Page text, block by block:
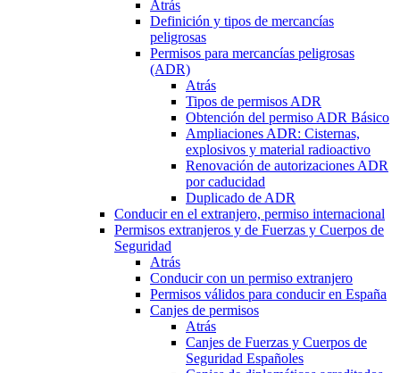
Atrás
Definición y tipos de mercancías
peligrosas
Permisos para mercancías peligrosas
(ADR)
Atrás
Tipos de permisos ADR
Obtención del permiso ADR Básico
Ampliaciones ADR: Cisternas,
explosivos y material radioactivo
Renovación de autorizaciones ADR
por caducidad
Duplicado de ADR
Conducir en el extranjero, permiso internacional
Permisos extranjeros y de Fuerzas y Cuerpos de
Seguridad
Atrás
Conducir con un permiso extranjero
Permisos válidos para conducir en España
Canjes de permisos
Atrás
Canjes de Fuerzas y Cuerpos de
Seguridad Españoles